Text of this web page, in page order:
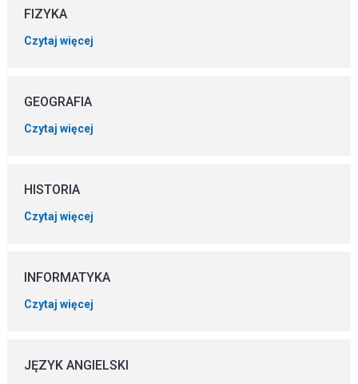
FIZYKA
Czytaj więcej
GEOGRAFIA
Czytaj więcej
HISTORIA
Czytaj więcej
INFORMATYKA
Czytaj więcej
JĘZYK ANGIELSKI